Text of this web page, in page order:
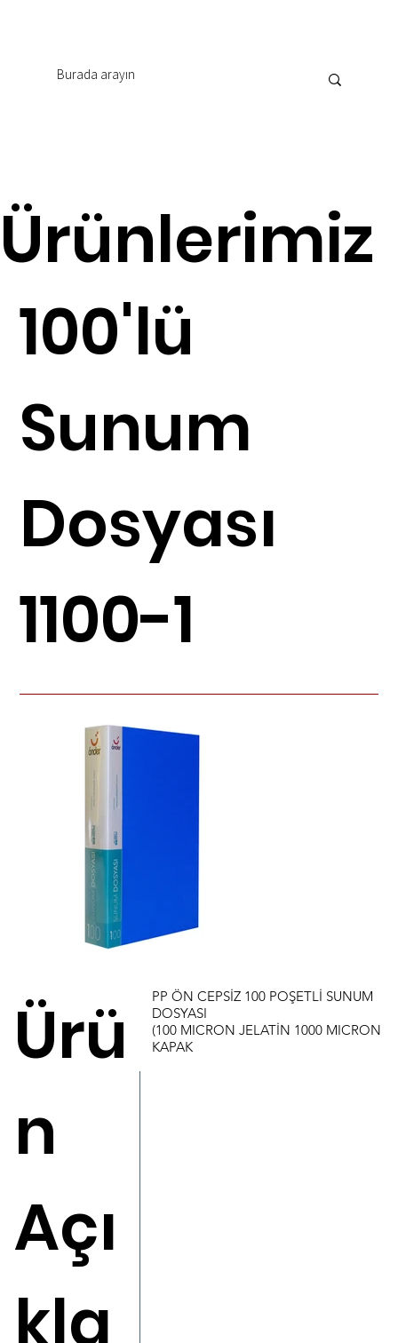
Ürünlerimiz
100'lü
Sunum
Dosyası
1100-1
Ürü
n
Açı
kla
PP ÖN CEPSİZ 100 POŞETLİ SUNUM
DOSYASI
(100 MICRON JELATİN 1000 MICRON
KAPAK